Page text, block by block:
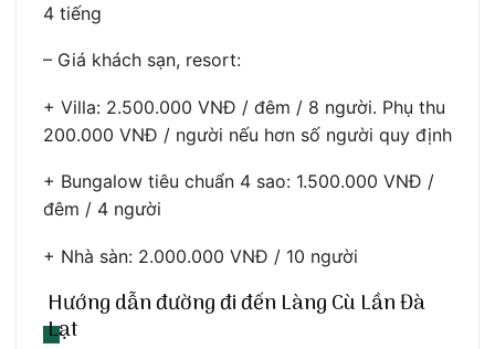
4 tiếng
– Giá khách sạn, resort:
+ Villa: 2.500.000 VNĐ / đêm / 8 người. Phụ thu
200.000 VNĐ / người nếu hơn số người quy định
+ Bungalow tiêu chuẩn 4 sao: 1.500.000 VNĐ /
đêm / 4 người
+ Nhà sàn: 2.000.000 VNĐ / 10 người
Hướng dẫn đường đi đến Làng Cù Lần Đà
Lạt